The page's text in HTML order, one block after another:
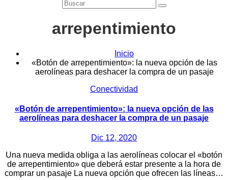
arrepentimiento
Inicio
«Botón de arrepentimiento»: la nueva opción de las
aerolíneas para deshacer la compra de un pasaje
Conectividad
«Botón de arrepentimiento»: la nueva opción de las
aerolíneas para deshacer la compra de un pasaje
Dic 12, 2020
Una nueva medida obliga a las aerolíneas colocar el «botón
de arrepentimiento» que deberá estar presente a la hora de
comprar un pasaje La nueva opción que ofrecen las líneas…